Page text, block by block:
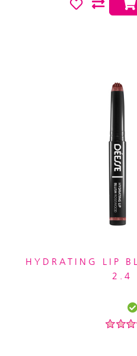
HYDRATING LIP
2.4